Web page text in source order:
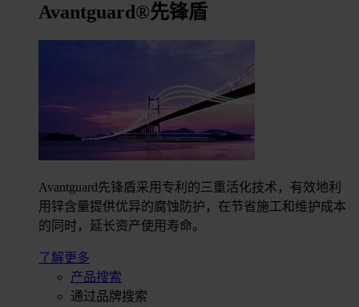
Avantguard®先锋盾
Avantguard先锋盾采用专利的三重活化技术，有效地利
用锌含量提供优异的腐蚀防护，在节省施工和维护成本
的同时，延长资产使用寿命。
了解更多
产品搜索
通过品牌搜索